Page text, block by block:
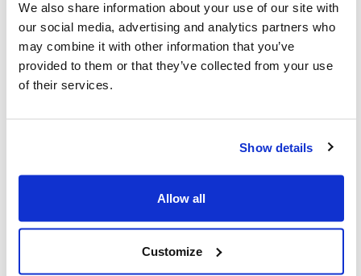
We also share information about your use of our site with
our social media, advertising and analytics partners who
may combine it with other information that you’ve
provided to them or that they’ve collected from your use
of their services.
Show details
Allow all
Customize
Le Centre consultatif des relations
juives et israéliennes est l'agence de
représentation de Fédérations juives du
Communiqué de presse : Canada-Israël,
masquer les étiquettes